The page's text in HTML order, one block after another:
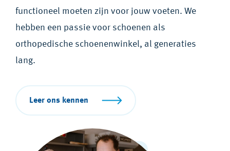
functioneel moeten zijn voor jouw voeten. We
hebben een passie voor schoenen als
orthopedische schoenenwinkel, al generaties
lang.
Leer ons kennen